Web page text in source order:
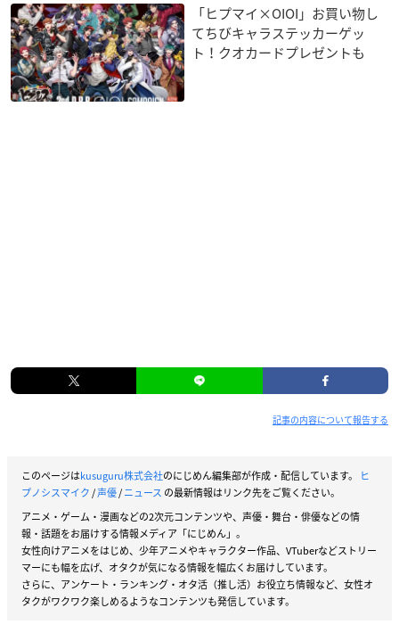
「ヒプマイ×OIOI」お買い物し
てちびキャラステッカーゲッ
ト！クオカードプレゼントも
記事の内容について報告する
このページはkusuguru株式会社のにじめん編集部が作成・配信しています。
ヒ
プノシスマイク/声優/ニュース の最新情報はリンク先をご覧ください。
アニメ・ゲーム・漫画などの2次元コンテンツや、声優・舞台・俳優などの情
報・話題をお届けする情報メディア「にじめん」。
女性向けアニメをはじめ、少年アニメやキャラクター作品、VTuberなどストリー
マーにも幅を広げ、オタクが気になる情報を幅広くお届けしています。
さらに、アンケート・ランキング・オタ活（推し活）お役立ち情報など、女性オ
タクがワクワク楽しめるようなコンテンツも発信しています。